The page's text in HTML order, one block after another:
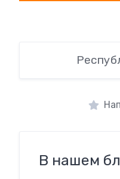
В нашем